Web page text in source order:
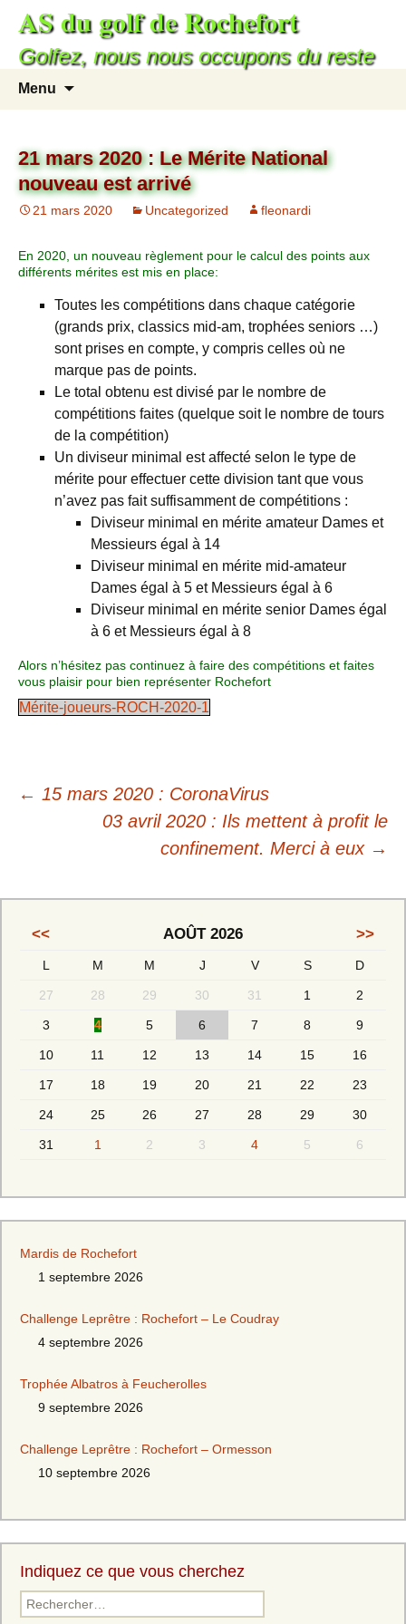
AS du golf de Rochefort
Golfez, nous nous occupons du reste
Menu
21 mars 2020 : Le Mérite National
nouveau est arrivé
21 mars 2020 Uncategorized fleonardi
En 2020, un nouveau règlement pour le calcul des points aux
différents mérites est mis en place:
Toutes les compétitions dans chaque catégorie
(grands prix, classics mid-am, trophées seniors …)
sont prises en compte, y compris celles où ne
marque pas de points.
Le total obtenu est divisé par le nombre de
compétitions faites (quelque soit le nombre de tours
de la compétition)
Un diviseur minimal est affecté selon le type de
mérite pour effectuer cette division tant que vous
n’avez pas fait suffisamment de compétitions :
Diviseur minimal en mérite amateur Dames et
Messieurs égal à 14
Diviseur minimal en mérite mid-amateur
Dames égal à 5 et Messieurs égal à 6
Diviseur minimal en mérite senior Dames égal
à 6 et Messieurs égal à 8
Alors n’hésitez pas continuez à faire des compétitions et faites
vous plaisir pour bien représenter Rochefort
Mérite-joueurs-ROCH-2020-1
← 15 mars 2020 : CoronaVirus
03 avril 2020 : Ils mettent à profit le
confinement. Merci à eux →
<< AOÛT 2026 >>
L M M J V S D
27 28 29 30 31 1 2
3 4 5 6 7 8 9
10 11 12 13 14 15 16
17 18 19 20 21 22 23
24 25 26 27 28 29 30
31 1 2 3 4 5 6
Mardis de Rochefort
1 septembre 2026
Challenge Leprêtre : Rochefort – Le Coudray
4 septembre 2026
Trophée Albatros à Feucherolles
9 septembre 2026
Challenge Leprêtre : Rochefort – Ormesson
10 septembre 2026
Indiquez ce que vous cherchez